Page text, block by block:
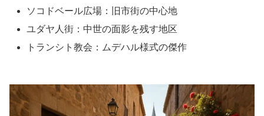
ソコドベール広場：旧市街の中心地
ユダヤ人街：中世の面影を残す地区
トランシト教会：ムデハル様式の傑作